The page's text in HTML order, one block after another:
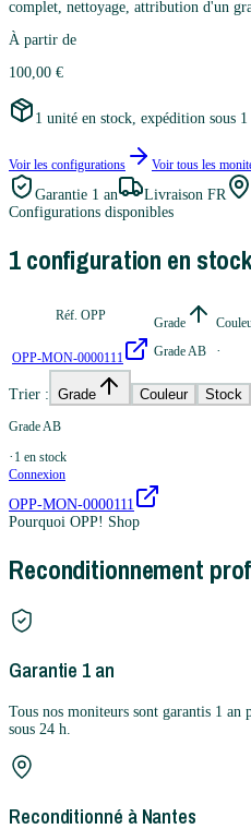
complet, nettoyage, attribution d'un
À partir de
100,00 €
1 unité en stock, expédition sous
Voir les configurations Voir tous les
Garantie 1 an Livraison FR
Configurations disponibles
1configuration en
Réf. OPP Grade
OPP-MON-0000111 Grade AB ·
Trier : Grade Couleur Stock
Grade AB
· 1 en stock
Connexion
OPP-MON-0000111
Pourquoi OPP! Shop
Reconditionnement
Garantie 1 an
Tous nos moniteurs sont garantis 1
sous 24 h.
Reconditionné à Nantes